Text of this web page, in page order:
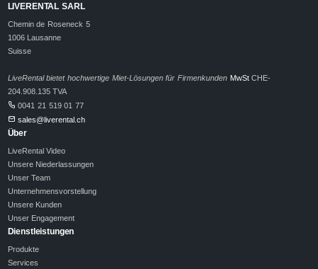
LIVERENTAL SARL
Chemin de Roseneck 5
1006 Lausanne
Suisse
LiveRental bietet hochwertige Miet-Lösungen für Firmenkunden MwStCHE-
204.908.135 TVA
0041 21 519 01 77
sales@liverental.ch
Über
LiveRental Video
Unsere Niederlassungen
Unser Team
Unternehmensvorstellung
Unsere Kunden
Unser Engagement
Dienstleistungen
Produkte
Services